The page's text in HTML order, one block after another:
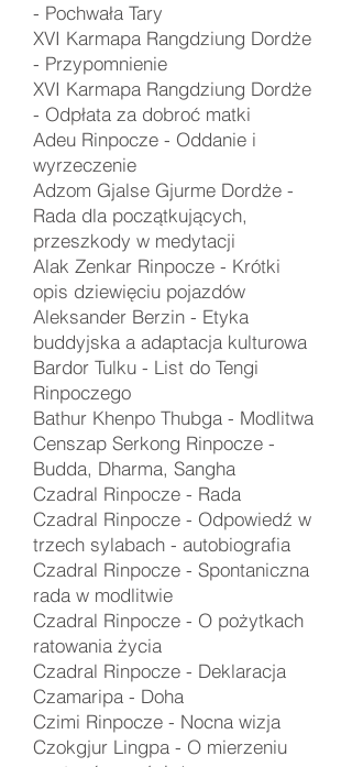
- Pochwała Tary
XVI Karmapa Rangdziung Dordże
- Przypomnienie
XVI Karmapa Rangdziung Dordże
- Odpłata za dobroć matki
Adeu Rinpocze - Oddanie i
wyrzeczenie
Adzom Gjalse Gjurme Dordże -
Rada dla początkujących,
przeszkody w medytacji
Alak Zenkar Rinpocze - Krótki
opis dziewięciu pojazdów
Aleksander Berzin - Etyka
buddyjska a adaptacja kulturowa
Bardor Tulku - List do Tengi
Rinpoczego
Bathur Khenpo Thubga - Modlitwa
Censzap Serkong Rinpocze -
Budda, Dharma, Sangha
Czadral Rinpocze - Rada
Czadral Rinpocze - Odpowiedź w
trzech sylabach - autobiografia
Czadral Rinpocze - Spontaniczna
rada w modlitwie
Czadral Rinpocze - O pożytkach
ratowania życia
Czadral Rinpocze - Deklaracja
Czamaripa - Doha
Czimi Rinpocze - Nocna wizja
Czokgjur Lingpa - O mierzeniu